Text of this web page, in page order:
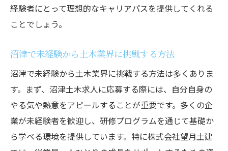
経験者にとって理想的なキャリアパスを提供してくれる
ことでしょう。
沼津で未経験から土木業界に挑戦する方法
沼津で未経験から土木業界に挑戦する方法は多くありま
す。まず、沼津土木求人に応募する際には、自分自身の
やる気や熱意をアピールすることが重要です。多くの企
業が未経験者を歓迎し、研修プログラムを通じて基礎か
ら学べる環境を提供しています。特に株式会社望月土建